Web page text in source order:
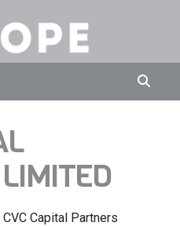
Capital Partners